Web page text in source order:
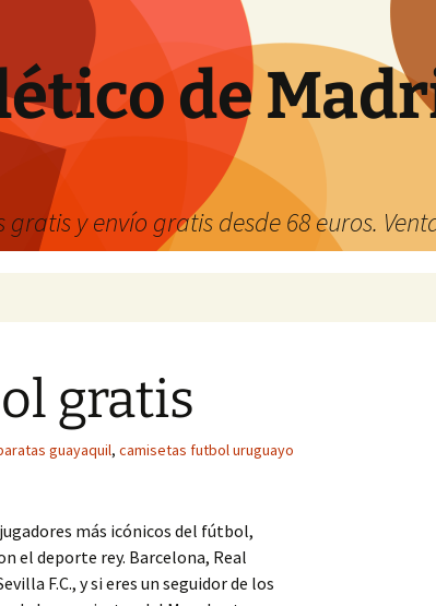
de
y envío gratis desde 68 euros.
gratis
guayaquil, camisetas futbol uruguayo
más icónicos del fútbol,
el deporte rey. Barcelona, Real
F.C., y si eres un seguidor de los